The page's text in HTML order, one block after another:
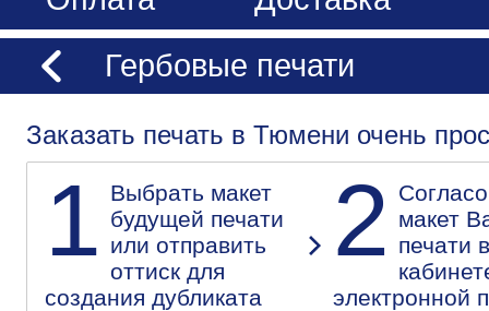
Гербовые печати
Заказать печать в Тюмени очень
1 Выбрать макет
будущей печати
или отправить
оттиск для
создания дубликата
2
макет
печати
электронной